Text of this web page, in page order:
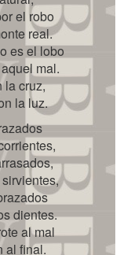
el robo
real.
es el lobo
mal.
la cruz,
la luz.
dientes.
al mal
al final.